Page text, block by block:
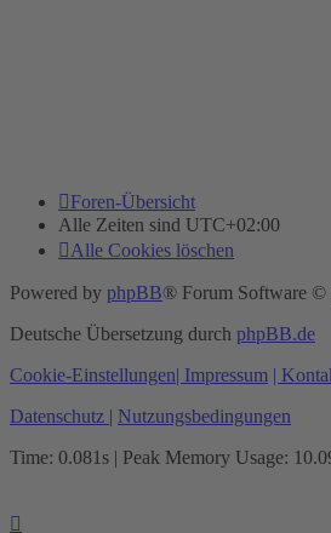
Foren-Übersicht
Alle Zeiten sind UTC+02:00
Alle Cookies löschen
Powered by phpBB® Forum Software
Deutsche Übersetzung durch phpBB.de
Cookie-Einstellungen| Impressum |
Datenschutz | Nutzungsbedingungen
Time: 0.081s | Peak Memory Usage: